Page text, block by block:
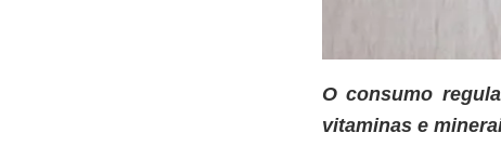
O consumo
vitaminas e